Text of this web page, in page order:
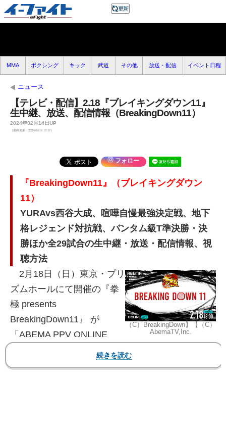
MMA ボクシング キック 武道 その他 放送・配信 イベント日程
ニュース
【テレビ・配信】2.18『ブレイキングダウン11』
生中継、放送、配信情報（BreakingDown11）
2024年02月14日UP
（最終更新：2024/02/18 12:17）
フォロー
『BreakingDown11』（ブレイキングダウン
11）
YURAvs西谷大成、喧嘩自慢最強決定戦、地下
格レジェンド対抗戦、バンタム級T準決勝・決
勝ほか全29試合の生中継・放送・配信情報、視
聴方法
（C）BreakingDown】【（C）
AbemaTV,Inc.
2 月18日（日）東京・プリ
ズムホールにて開催の『拳
極 presents
BreakingDown11』 が
「 ABEMA PPV ONLINE
」、「BreakingDown LIVE」で全試合生中継
される。